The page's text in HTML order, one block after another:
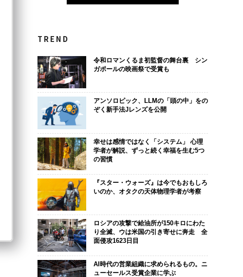
TREND
令和ロマンくるま初監督の舞台裏 シン
ガポールの映画祭で受賞も
アンソロピック、LLMの「頭の中」をの
ぞく新手法Jレンズを公開
幸せは感情ではなく「システム」 心理
学者が解説、ずっと続く幸福を生む5つ
の習慣
『スター・ウォーズ』は今でもおもしろ
いのか、オタクの天体物理学者が考察
ロシアの攻撃で給油所が150キロにわた
り全滅、ウは米国の引き寄せに奔走 全
面侵攻1623日目
AI時代の営業組織に求められるもの。ニ
ューセールス受賞企業に学ぶ